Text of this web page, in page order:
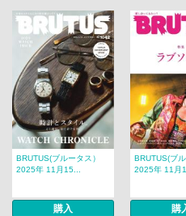
BRUTUS(ブルータス）
2025年 11月15...
購入
BRUTUS(ブル
2025年 11月
購